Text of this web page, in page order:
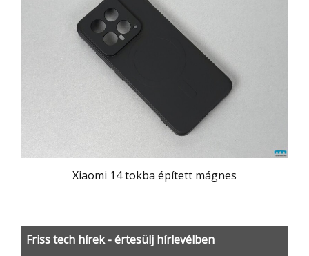
Xiaomi 14 tokba épített mágnes
Friss tech hírek - értesülj hírlevélben